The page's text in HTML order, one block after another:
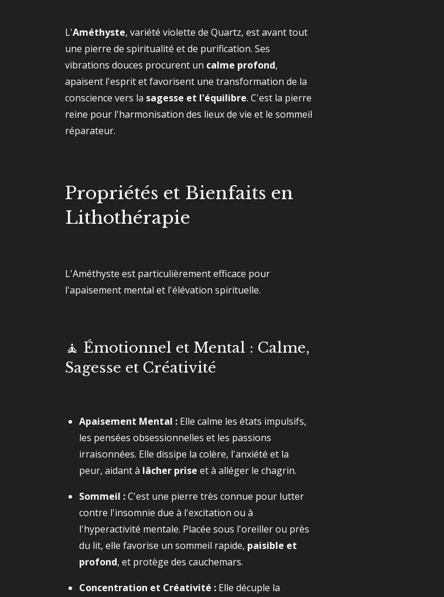
L'Améthyste, variété violette de Quartz, est avant tout
une pierre de spiritualité et de purification. Ses
vibrations douces procurent un calme profond,
apaisent l'esprit et favorisent une transformation de la
conscience vers la sagesse et l'équilibre. C'est la pierre
reine pour l'harmonisation des lieux de vie et le sommeil
réparateur.
Propriétés et Bienfaits en
Lithothérapie
L'Améthyste est particulièrement efficace pour
l'apaisement mental et l'élévation spirituelle.
🧘 Émotionnel et Mental : Calme,
Sagesse et Créativité
Apaisement Mental : Elle calme les états impulsifs,
les pensées obsessionnelles et les passions
irraisonnées. Elle dissipe la colère, l'anxiété et la
peur, aidant à lâcher prise et à alléger le chagrin.
Sommeil :C'est une pierre très connue pour lutter
contre l'insomnie due à l'excitation ou à
l'hyperactivité mentale. Placée sous l'oreiller ou près
du lit, elle favorise un sommeil rapide, paisible et
profond, et protège des cauchemars.
Concentration et Créativité : Elle décuple la